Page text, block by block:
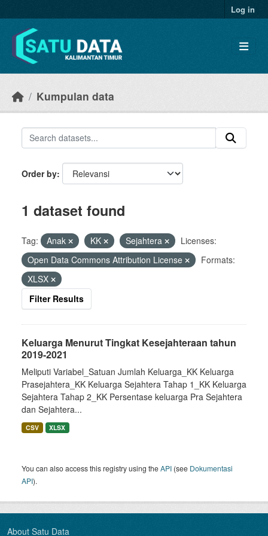
Log in
Kumpulan data
Order by
1 dataset found
Tag: Anak KK Sejahtera
Licenses:
Open Data Commons Attribution License
Formats:
XLSX
Filter Results
Keluarga Menurut Tingkat Kesejahteraan tahun
2019-2021
Meliputi Variabel_Satuan Jumlah Keluarga_KK Keluarga
Prasejahtera_KK Keluarga Sejahtera Tahap 1_KK Keluarga
Sejahtera Tahap 2_KK Persentase keluarga Pra Sejahtera
dan Sejahtera...
CSV XLSX
You can also access this registry using theAPI (see Dokumentasi
API).
About Satu Data